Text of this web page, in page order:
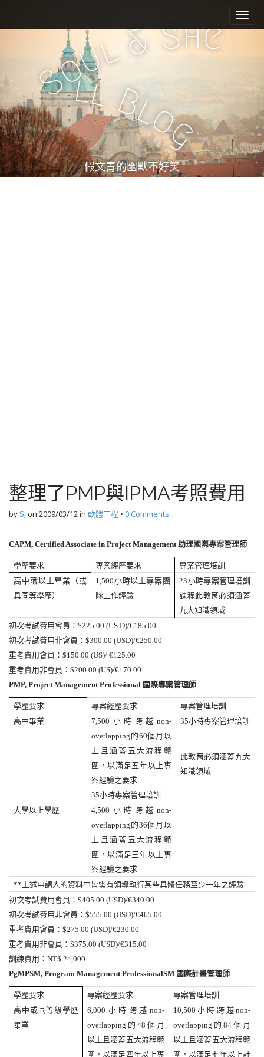
e
n
u
i
c
n
t
e
n
t
Soul&She
ll Bl
og
假文青的幽默不好笑
整理了PMP與IPMA考照費用
by SJ on 2009/03/12in 軟體工程 • 0 Comments
CAPM, Certified Associate in Project Management助理國際專案管理師
學歷要求 專案經歷要求
專案管理培訓
高中職以上畢業（或
具同等學歷）
1,500小時以上專案團
隊工作經驗
23小時專案管理培訓
課程此教育必須涵蓋
九大知識領域
初次考試費用會員： $225.00 (US D)/€185.00
初次考試費用非會員： $300.00 (USD)/€250.00
重考費用會員： $150.00 (US)/ €125.00
重考費用非會員： $200.00 (US)/€170.00
PMP, Project Management Professional 國際專案管理師
學歷要求 專案經歷要求
專案管理培訓
高中畢業
7,500 小時跨越 non-
overlapping 的60個月以
上且涵蓋五大流程範
圍，以滿足五年以上專
案經驗之要求
35小時專案管理培訓
35小時專案管理培訓
此教育必須涵蓋九大
知識領域
大學以上學歷 4,500 小時跨越 non-
overlapping 的36個月以
上且涵蓋五大流程範
圍，以滿足三年以上專
案經驗之要求
** 上述申請人的資料中皆需有領導執行某些具體任務至少一年之經驗
初次考試費用會員： $405.00 (USD)/€340.00
初次考試費用非會員： $555.00 (USD)/€465.00
重考費用會員： $275.00 (USD)/€230.00
重考費用非會員： $375.00 (USD)/€315.00
訓練費用： NT$ 24,000
PgMPSM, Program Management ProfessionalSM 國際計畫管理師
學歷要求 專案經歷要求
專案管理培訓
高中或同等級學歷
畢業
6,000 小時跨越 non-
overlapping 的 48 個月
以上且涵蓋五大流程範
圍，以滿足四年以上專
10,500 小時跨越 non-
overlapping 的 84 個月
以上且涵蓋五大流程範
圍，以滿足七年以上計